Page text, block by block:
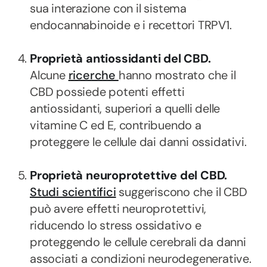
sua interazione con il sistema
endocannabinoide e i recettori TRPV1.
Proprietà antiossidanti del CBD.
Alcune ricerche hanno mostrato che il
CBD possiede potenti effetti
antiossidanti, superiori a quelli delle
vitamine C ed E, contribuendo a
proteggere le cellule dai danni ossidativi.
Proprietà neuroprotettive del CBD.
Studi scientifici suggeriscono che il CBD
può avere effetti neuroprotettivi,
riducendo lo stress ossidativo e
proteggendo le cellule cerebrali da danni
associati a condizioni neurodegenerative.